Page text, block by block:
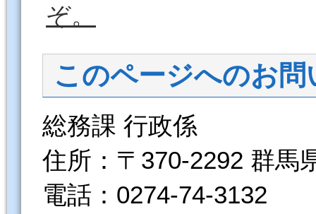
ぞ。
このページへのお問
総務課 行政係
住所：〒370-2292 群馬
電話：0274-74-3132